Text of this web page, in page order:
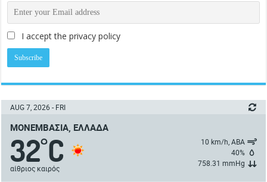
I accept the privacy policy
AUG 7, 2026 - FRI
ΜΟΝΕΜΒΑΣΙΆ, ΕΛΛΆΔΑ
32°C
αίθριος καιρός
10 km/h, ΑΒΑ
40%
758.31 mmHg